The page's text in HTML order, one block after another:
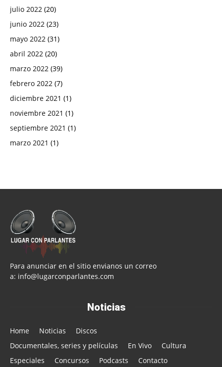
julio 2022 (20)
junio 2022 (23)
mayo 2022 (31)
abril 2022 (20)
marzo 2022 (39)
febrero 2022 (7)
diciembre 2021 (1)
noviembre 2021 (1)
septiembre 2021 (1)
marzo 2021 (1)
Para anunciar en el sitio envianos un correo
a: info@lugarconparlantes.com
Noticias
Home Noticias
Discos
Documentales, series y películas
En Vivo
Cultura
Especiales
Concursos Podcasts Contacto